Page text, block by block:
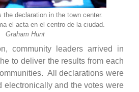
the declaration in the town center.
el acta en el centro de la ciudad.
Graham Hunt
community leaders arrived in
to deliver the results from each
All declarations were
electronically and the votes were